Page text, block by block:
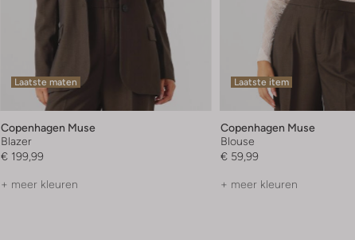
Laatste maten
Copenhagen Muse
Blazer
€ 199,99
+ meer kleuren
Laatste item
Copenhagen Muse
Blouse
€ 59,99
+ meer kleuren